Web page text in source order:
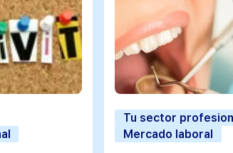
Tu sector
Mercado laboral